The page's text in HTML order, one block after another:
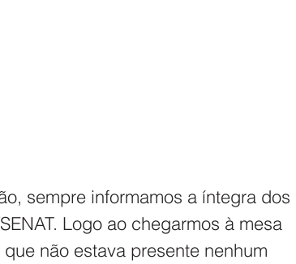
sempre informamos a íntegra dos
Logo ao chegarmos à mesa
não estava presente nenhum